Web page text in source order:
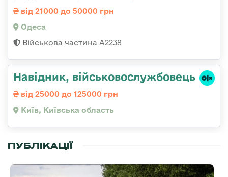
від 21000 до 50000 грн
Одеса
Військова частина А2238
Навідник, військовослужбовець
від 25000 до 125000 грн
Київ, Київська область
ПУБЛІКАЦІЇ